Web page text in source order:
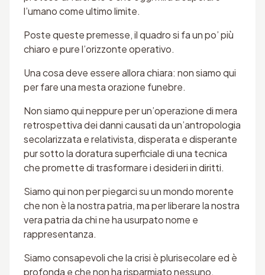
l’umano come ultimo limite.
Poste queste premesse, il quadro si fa un po’ più
chiaro e pure l’orizzonte operativo.
Una cosa deve essere allora chiara: non siamo qui
per fare una mesta orazione funebre.
Non siamo qui neppure per un’operazione di mera
retrospettiva dei danni causati da un’antropologia
secolarizzata e relativista, disperata e disperante
pur sotto la doratura superficiale di una tecnica
che promette di trasformare i desideri in diritti.
Siamo qui non per piegarci su un mondo morente
che non è la nostra patria, ma per liberare la nostra
vera patria da chi ne ha usurpato nome e
rappresentanza.
Siamo consapevoli che la crisi è plurisecolare ed è
profonda e che non ha risparmiato nessuno,